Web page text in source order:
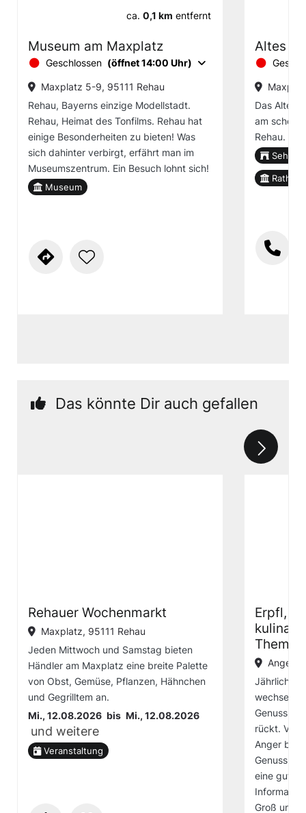
ca. 0,1 km entfernt
Museum am Maxplatz
Geschlossen (öffnet 14:00 Uhr)
Maxplatz 5-9, 95111 Rehau
Rehau, Bayerns einzige Modellstadt.
Rehau, Heimat des Tonfilms. Rehau hat
einige Besonderheiten zu bieten! Was
sich dahinter verbirgt, erfährt man im
Museumszentrum. Ein Besuch lohnt sich!
Museum
Altes
Das Alte
am
Rehau.
Rathaus
Das könnte Dir auch gefallen
Rehauer Wochenmarkt
Maxplatz, 95111 Rehau
Jeden Mittwoch und Samstag bieten
Händler am Maxplatz eine breite Palette
von Obst, Gemüse, Pflanzen, Hähnchen
und Gegrilltem an.
Mi., 12.08.2026 bis Mi., 12.08.2026
und weitere
Veranstaltung
Erpfl,
Jährlich
rückt. Von
Anger
eine gute
Groß und